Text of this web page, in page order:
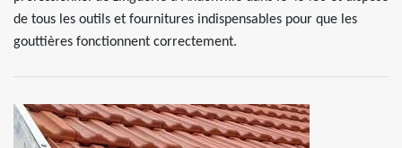
de tous les outils et fournitures indispensables pour que les
gouttières fonctionnent correctement.